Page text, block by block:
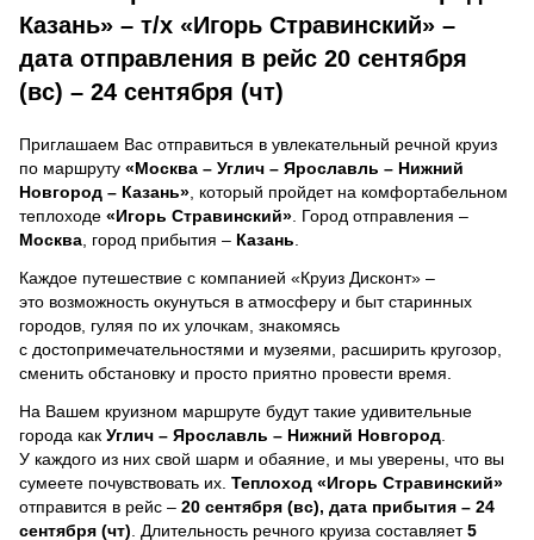
Казань» – т/х «Игорь Стравинский» –
дата отправления в рейс 20 сентября
(вс) – 24 сентября (чт)
Приглашаем Вас отправиться в увлекательный речной круиз
по маршруту «Москва – Углич – Ярославль – Нижний
Новгород – Казань» , который пройдет на комфортабельном
теплоходе «Игорь Стравинский» . Город отправления –
Москва , город прибытия – Казань
Каждое путешествие с компанией «Круиз Дисконт» –
это возможность окунуться в атмосферу и быт старинных
городов, гуляя по их улочкам, знакомясь
с достопримечательностями и музеями, расширить кругозор,
сменить обстановку и просто приятно провести время.
На Вашем круизном маршруте будут такие удивительные
города как Углич – Ярославль – Нижний Новгород
У каждого из них свой шарм и обаяние, и мы уверены, что вы
сумеете почувствовать их. Теплоход «Игорь Стравинский»
отправится в рейс – 20 сентября (вс), дата прибытия – 24
сентября (чт) . Длительность речного круиза составляет5